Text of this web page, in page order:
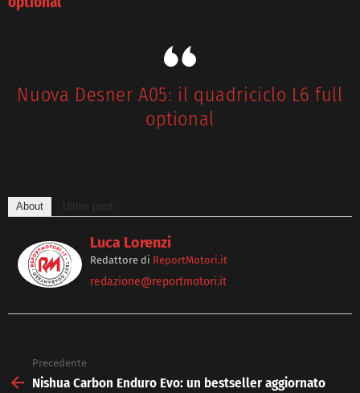
Nuova Desner A05: il quadriciclo L6 full
optional
About Ultimi post
Luca Lorenzi
Redattore di ReportMotori.it
redazione@reportmotori.it
more
Precedente
Nishua Carbon Enduro Evo: un bestseller aggiornato